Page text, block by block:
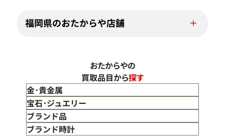
福岡県のおたからや店舗
おたからやの
買取品目から探す
金･貴金属
金 買取
金のインゴット 買取
金のアクセサリー 買取
宝石･ジュエリー
宝石･ジュエリー買取
ダイヤモンド 買取
ブランド品
バッグ･小物 買取
ブランド時計